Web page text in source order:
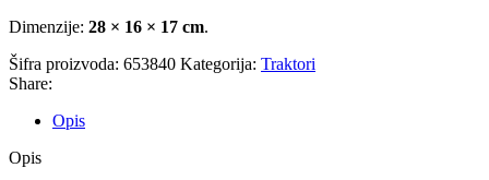
Dimenzije: 28 × 16 × 17 cm.
Šifra proizvoda: 653840 Kategorija: Traktori
Share:
Opis
Opis